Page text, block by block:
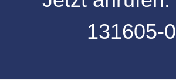
131605-0